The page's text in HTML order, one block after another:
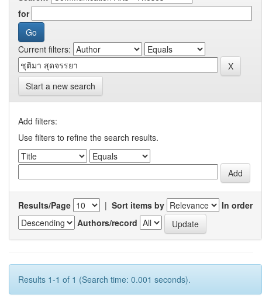
for
Current filters:
Start a new search
Add filters:
Use filters to refine the search results.
Results/Page | Sort items by
In order
Authors/record
Results 1-1 of 1 (Search time: 0.001 seconds).